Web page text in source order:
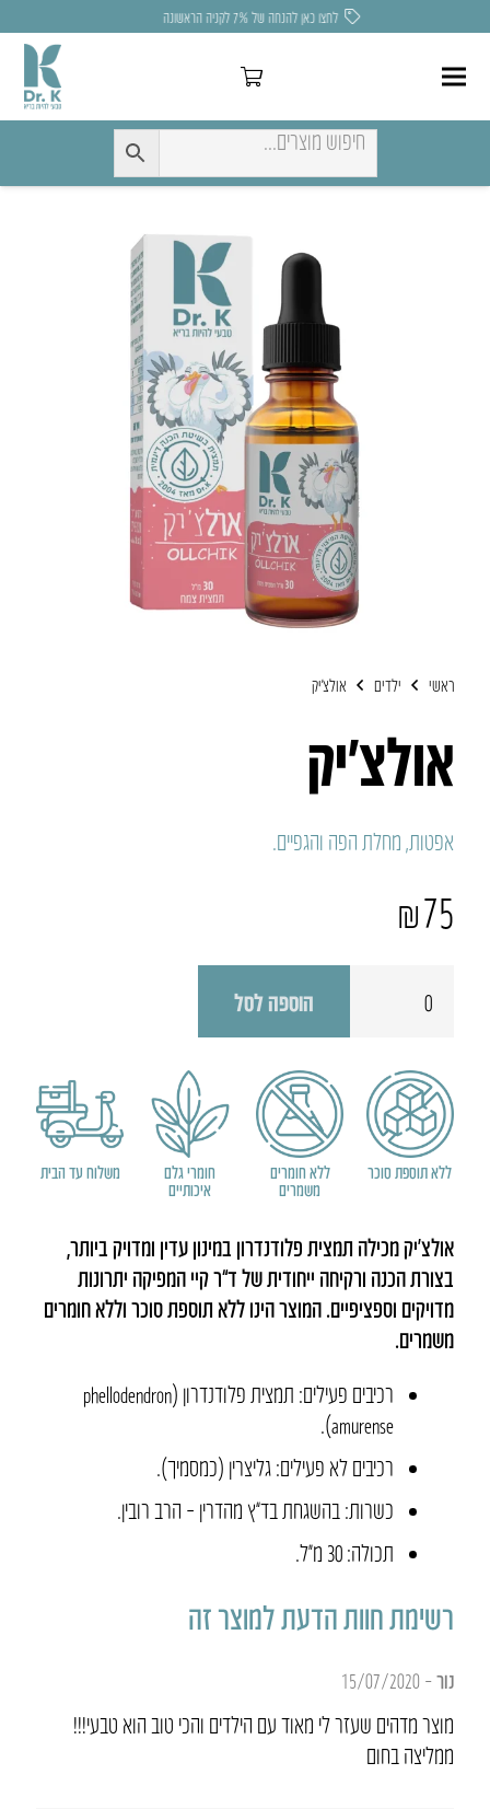
לחצו כאן להנחה של 7% לקניה הראשונה
ראשי ילדים אולצ’יק
אולצ’יק
אפטות, מחלת הפה והגפיים.
₪75
הוספה לסל
ללא תוספת סוכר
ללא חומרים
משמרים
חומרי גלם
איכותיים
משלוח עד הבית
אולצ’יק מכילה תמצית פלודנדרון במינון עדין ומדויק ביותר,
בצורת הכנה ורקיחה ייחודית של ד”ר קיי המפיקה יתרונות
מדויקים וספציפיים. המוצר הינו ללא תוספת סוכר וללא חומרים
משמרים.
רכיבים פעילים: תמצית פלודנדרון (phellodendron
amurense).
רכיבים לא פעילים: גליצרין (כמסמיך).
כשרות: בהשגחת בד”ץ מהדרין – הרב רובין.
תכולה: 30 מ״ל.
רשימת חוות הדעת למוצר זה
נור–
15/07/2020
מוצר מדהים שעזר לי מאוד עם הילדים והכי טוב הוא טבעי!!!
ממליצה בחום